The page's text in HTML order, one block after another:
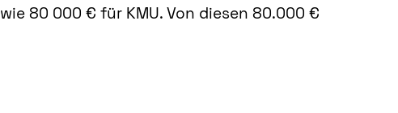
80 000 € für KMU. Von diesen 80.000 €